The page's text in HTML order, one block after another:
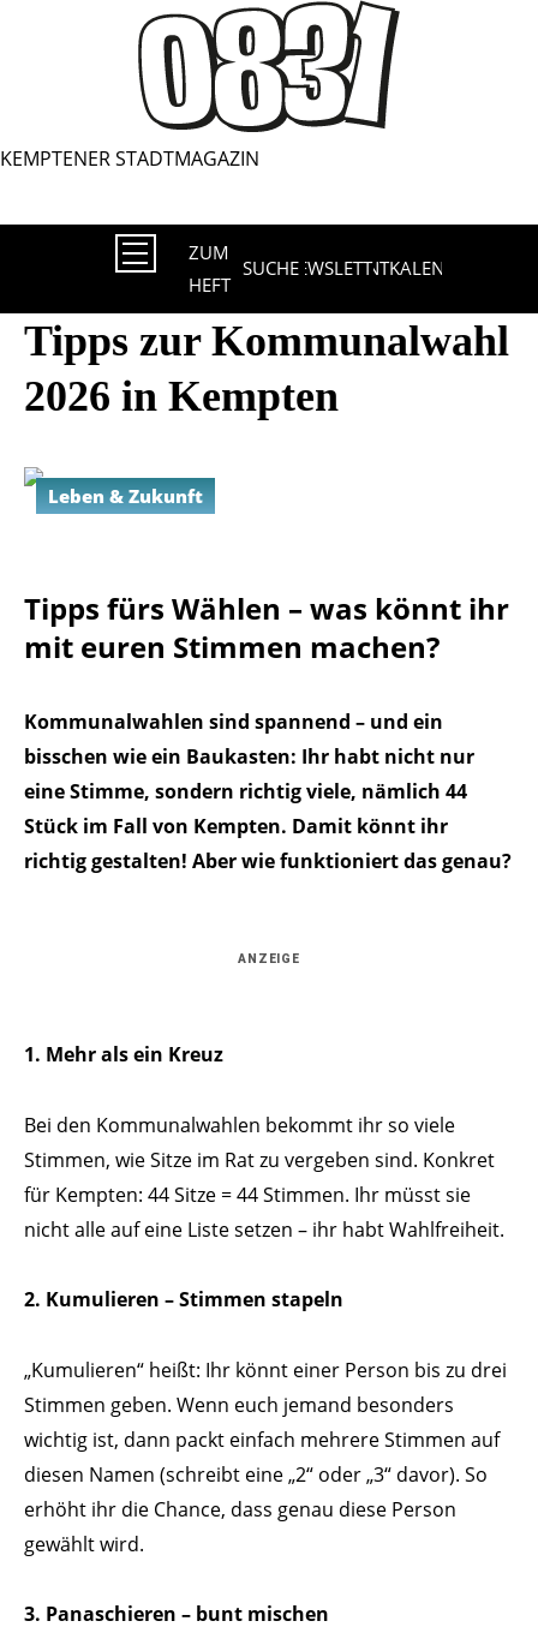
ZUM
HEFT
SUCHENEWSLETTEREVENTKALENDER
Tipps zur Kommunalwahl
2026 in Kempten
Leben & Zukunft
Tipps fürs Wählen – was könnt ihr
mit euren Stimmen machen?
Kommunalwahlen sind spannend – und ein
bisschen wie ein Baukasten: Ihr habt nicht nur
eine Stimme, sondern richtig viele, nämlich 44
Stück im Fall von Kempten. Damit könnt ihr
richtig gestalten! Aber wie funktioniert das genau?
ANZEIGE
1. Mehr als ein Kreuz
Bei den Kommunalwahlen bekommt ihr so viele
Stimmen, wie Sitze im Rat zu vergeben sind. Konkret
für Kempten: 44 Sitze = 44 Stimmen. Ihr müsst sie
nicht alle auf eine Liste setzen – ihr habt Wahlfreiheit.
2. Kumulieren – Stimmen stapeln
„Kumulieren“ heißt: Ihr könnt einer Person bis zu drei
Stimmen geben. Wenn euch jemand besonders
wichtig ist, dann packt einfach mehrere Stimmen auf
diesen Namen (schreibt eine „2“ oder „3“ davor). So
erhöht ihr die Chance, dass genau diese Person
gewählt wird.
3. Panaschieren – bunt mischen